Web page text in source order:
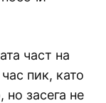
част на
пик, като
засега не